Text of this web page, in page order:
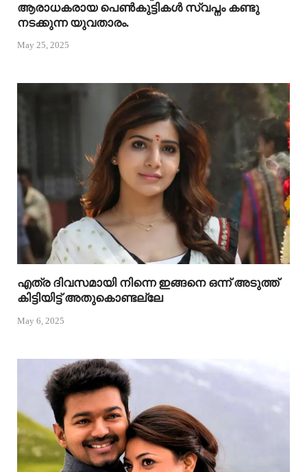
ആരാധകരായ പെൺകുട്ടികൾ സ്വപ്നം കണ്ടു
നടക്കുന്ന യുവതാരം.
May 25, 2025
എത്ര ദിവസമായി നിന്നെ ഇങ്ങനെ ഒന്ന് അടുത്ത്
കിട്ടിയിട്ട് അതുകൊണ്ടല്ലേ
May 6, 2025